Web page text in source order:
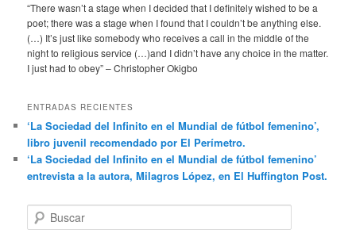
“There wasn’t a stage when I decided that I definitely wished to be a
poet; there was a stage when I found that I couldn’t be anything else.
(…) It’s just like somebody who receives a call in the middle of the
night to religious service (…)and I didn’t have any choice in the matter.
I just had to obey” – Christopher Okigbo
ENTRADAS RECIENTES
‘La Sociedad del Infinito en el Mundial de fútbol femenino’,
libro juvenil recomendado por El Perímetro.
‘La Sociedad del Infinito en el Mundial de fútbol femenino’
entrevista a la autora, Milagros López, en El Huffington Post.
u